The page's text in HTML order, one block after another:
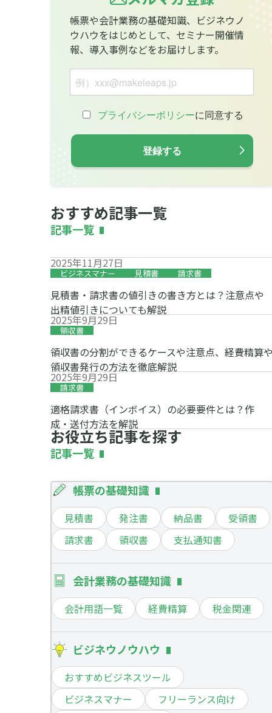
帳票や会計業務の基礎知識、ビジネウノ
ウハウをはじめとして、セミナー開催情
報、導入事例などをお届けします。
おすすめ記事一覧
記事一覧
2025年11月27日
ビジネスマナー 見積書 請求書
見積書・請求書の値引きの書き方とは？注意点や
出精値引きについても解説
2025年9月29日
領収書
領収書の分割ができるケースや注意点、経費精算
領収書発行の方法を徹底解説
2025年9月29日
請求書
適格請求書（インボイス）の必要要件とは？作
成・送付方法を解説
お役立ち記事を探す
記事一覧
帳票の基礎知識
見積書 発注書 納品書
受領書
請求書
領収書 支払通知書
会計業務の基礎知識
会計用語一覧 経費精算 税金関連
ビジネウノウハウ
おすすめビジネスツール
ビジネスマナー
フリーランス向け